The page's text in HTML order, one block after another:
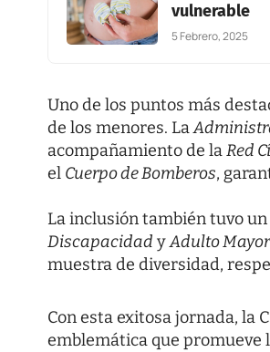
vulnerable
5 Febrero, 2025
Uno de los puntos más
de los menores. La
acompañamiento de laRed
el Cuerpo de Bomberos,
La inclusión también tuvo
Discapacidad yAdulto Mayor
muestra de diversidad,
Con esta exitosa jornada, la
emblemática que promueve